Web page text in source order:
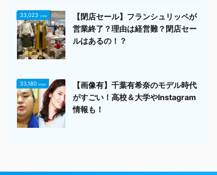
33,023 view
【閉店セール】フランシュリッペが
営業終了？理由は経営難？閉店セー
ルはあるの！？
33,180 view
【画像有】千葉有希奈のモデル時代
がすごい！高校＆大学やInstagram
情報も！